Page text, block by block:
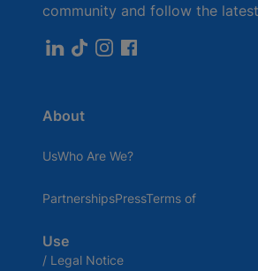
community and follow the
About
UsWho Are We?
PartnershipsPressTerms of
Use
/ Legal Notice